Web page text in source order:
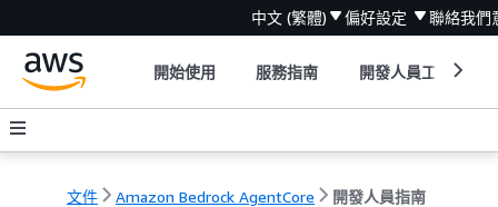
中文 (繁體) 偏好設定 聯絡我們
開始使用 服務指南 開發人員工具
文件 Amazon Bedrock AgentCore 開發人員指南